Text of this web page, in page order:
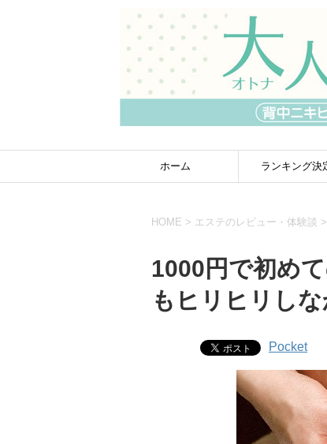
ホーム ランキング決
HOME > エステのレビュー・体験談 >
1000円で初め
もヒリヒリしな
Pocket